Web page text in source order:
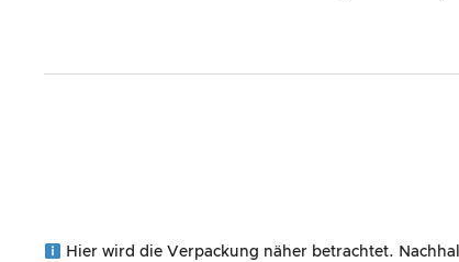
Hier wird die Verpackung näher betrachtet.